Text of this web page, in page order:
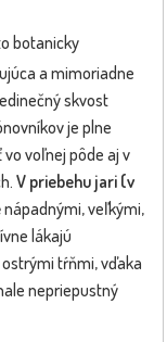
botanicky
a mimoriadne
skvost
je plne
voľnej pôde aj v
V priebehu jari (v
nápadnými, veľkými,
lákajú
tŕňmi, vďaka
nepriepustný